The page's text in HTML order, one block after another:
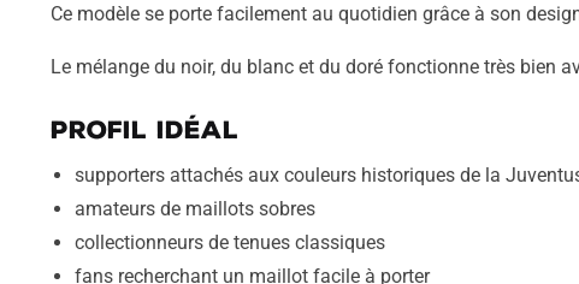
Ce modèle se porte facilement au quotidien grâce à son
Le mélange du noir, du blanc et du doré fonctionne très bien
Profil idéal
supporters attachés aux couleurs historiques de la
amateurs de maillots sobres
collectionneurs de tenues classiques
fans recherchant un maillot facile à porter